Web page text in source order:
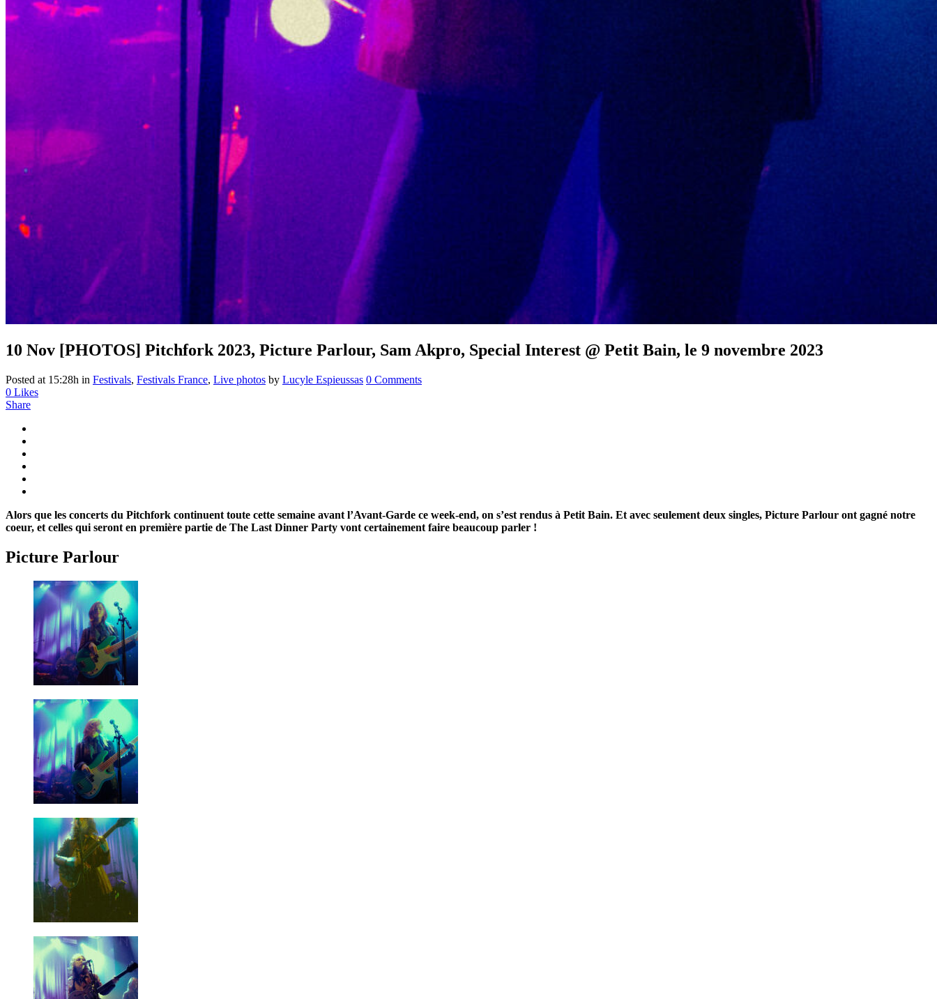
10 Nov [PHOTOS] Pitchfork 2023, Picture Parlour, Sam Akpro, Special Interest @ Petit Bain, le 9 novembre 2023
Posted at 15:28h in Festivals, Festivals France, Live photos by Lucyle Espieussas 0 Comments
0 Likes
Share
Alors que les concerts du Pitchfork continuent toute cette semaine avant l’Avant-Garde ce week-end, on s’est rendus à Petit Bain. Et avec seulement deux singles, Picture Parlour ont gagné notre
coeur, et celles qui seront en première partie de The Last Dinner Party vont certainement faire beaucoup parler !
Picture Parlour